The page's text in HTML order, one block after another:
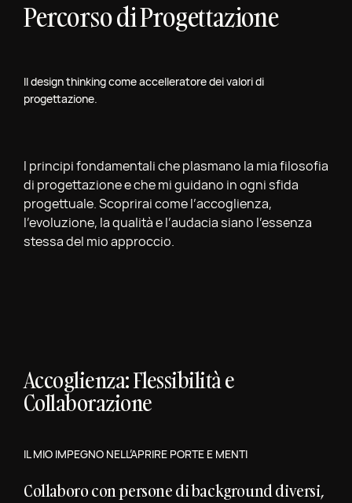
Percorso di Progettazione
Il design thinking come accelleratore dei valori di
progettazione.
I principi fondamentali che plasmano la mia filosofia
di progettazione e che mi guidano in ogni sfida
progettuale. Scoprirai come l’accoglienza,
l’evoluzione, la qualità e l’audacia siano l’essenza
stessa del mio approccio.
Accoglienza: Flessibilità e
Collaborazione
IL MIO IMPEGNO NELL’APRIRE PORTE E MENTI
Collaboro con persone di background diversi,